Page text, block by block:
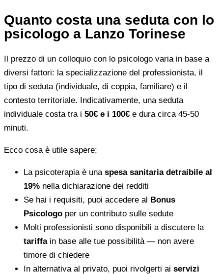
Quanto costa una seduta con lo
psicologo a Lanzo Torinese
Il prezzo di un colloquio con lo psicologo varia in base a
diversi fattori: la specializzazione del professionista, il
tipo di seduta (individuale, di coppia, familiare) e il
contesto territoriale. Indicativamente, una seduta
individuale costa tra i 50€ e i 100€ e dura circa 45-50
minuti.
Ecco cosa è utile sapere:
La psicoterapia è una spesa sanitaria detraibile al
19% nella dichiarazione dei redditi
Se hai i requisiti, puoi accedere al Bonus
Psicologo per un contributo sulle sedute
Molti professionisti sono disponibili a discutere la
tariffain base alle tue possibilità — non avere
timore di chiedere
In alternativa al privato, puoi rivolgerti ai servizi